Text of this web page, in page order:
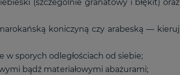
(szczególnie granatowy i błękit) oraz
koniczyną czy arabeską — kieruj
sporych odległościach od siebie;
bądź materiałowymi abażurami;